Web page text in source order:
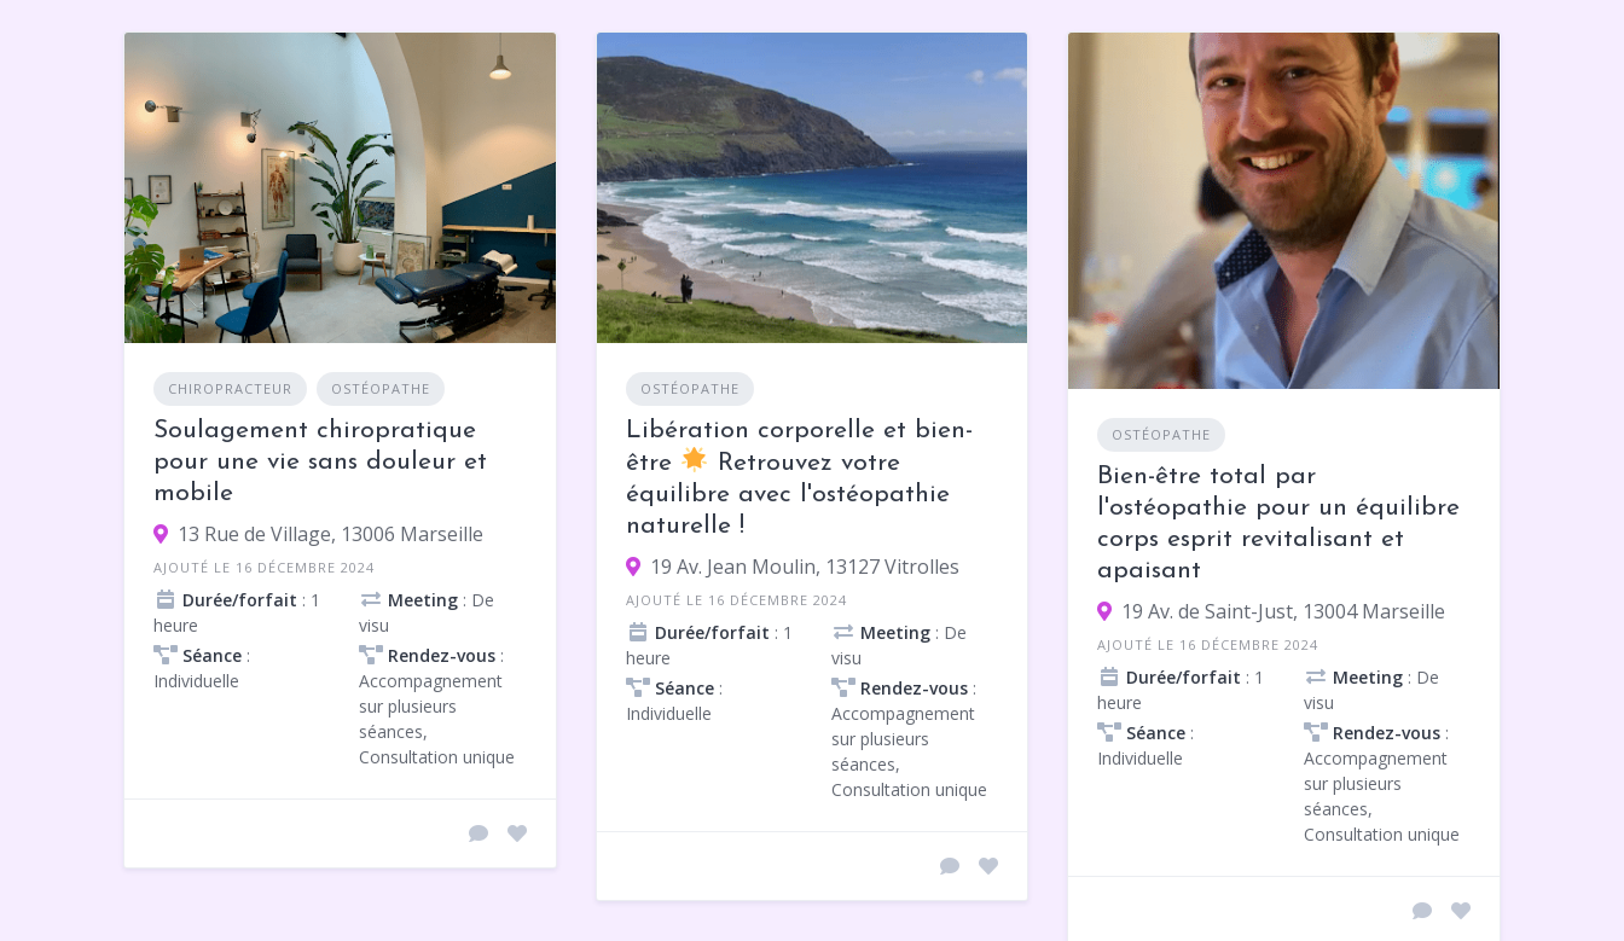
CHIROPRACTEUR OSTÉOPATHE
Soulagement chiropratique
pour une vie sans douleur et
mobile
13 Rue de Village, 13006 Marseille
AJOUTÉ LE 16 DÉCEMBRE 2024
Durée/forfait : 1
heure
Meeting : De
visu
Séance :
Individuelle
Rendez-vous :
Accompagnement
sur plusieurs
séances,
Consultation unique
OSTÉOPATHE
Libération corporelle et bien-
être
Retrouvez votre
équilibre avec l'ostéopathie
naturelle !
19 Av. Jean Moulin, 13127 Vitrolles
AJOUTÉ LE 16 DÉCEMBRE 2024
Durée/forfait : 1
heure
Meeting: De
visu
Séance:
Individuelle
Rendez-vous:
Accompagnement
sur plusieurs
séances,
Consultation unique
OSTÉOPATHE
Bien-être total par
l'ostéopathie pour un équilibre
corps esprit revitalisant et
apaisant
19 Av. de Saint-Just, 13004 Marseille
AJOUTÉ LE 16 DÉCEMBRE 2024
Durée/forfait : 1
heure
Meeting: De
visu
Séance :
Individuelle
Rendez-vous:
Accompagnement
sur plusieurs
séances,
Consultation unique